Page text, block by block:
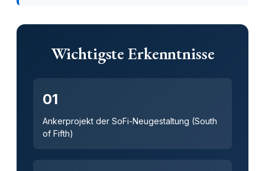
Wichtigste Erkenntnisse
01
Ankerprojekt der SoFi-Neugestaltung (South
of Fifth)